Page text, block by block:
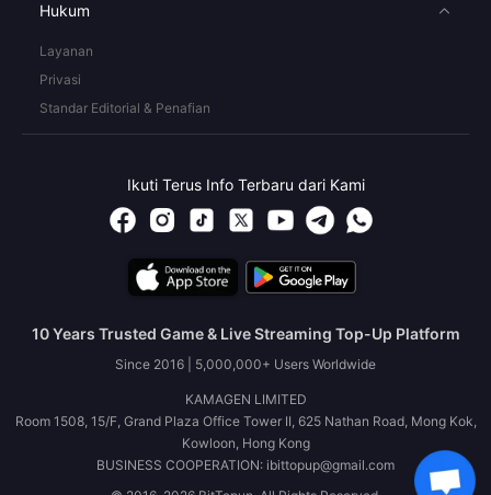
Hukum
Layanan
Privasi
Standar Editorial & Penafian
Ikuti Terus Info Terbaru dari Kami
10 Years Trusted Game & Live Streaming Top-Up Platform
Since 2016 | 5,000,000+ Users Worldwide
KAMAGEN LIMITED
Room 1508, 15/F, Grand Plaza Office Tower II, 625 Nathan Road, Mong Kok,
Kowloon, Hong Kong
BUSINESS COOPERATION: ibittopup@gmail.com